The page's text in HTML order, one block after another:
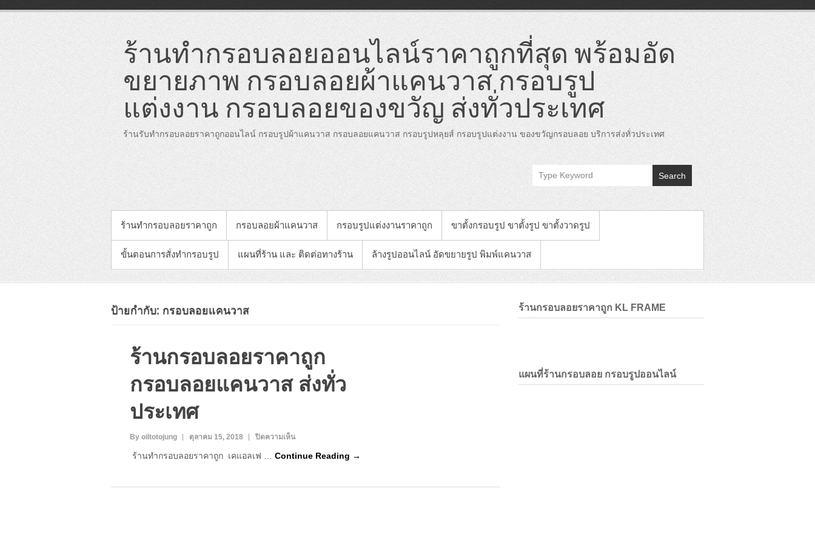
content
ร้านทำกรอบลอยออนไลน์ราคาถูกที่สุด พร้อมอัด
ขยายภาพ กรอบลอยผ้าแคนวาส กรอบรูป
แต่งงาน กรอบลอยของขวัญ ส่งทั่วประเทศ
ร้านรับทำกรอบลอยราคาถูกออนไลน์ กรอบรูปผ้าแคนวาส กรอบลอยแคนวาส กรอบรูปหลุยส์ กรอบรูปแต่งงาน ของขวัญกรอบลอย บริการส่งทั่วประเทศ
Search
PRIMARY MENU
ร้านทำกรอบลอยราคาถูก กรอบลอยผ้าแคนวาส กรอบรูปแต่งงานราคาถูก ขาตั้งกรอบรูป ขาตั้งรูป ขาตั้งวาดรูป
ขั้นตอนการสั่งทำกรอบรูป แผนที่ร้าน และ ติดต่อทางร้าน ล้างรูปออนไลน์ อัดขยายรูป พิมพ์แคนวาส
ป้ายกำกับ: กรอบลอยแคนวาส
ร้านกรอบลอยราคาถูก
กรอบลอยแคนวาส ส่งทั่ว
ประเทศ
By oiltotojung ตุลาคม 15, 2018 ปิดความเห็นบน
กรอบ
ร้านทำกรอบลอยราคาถูก เคแอลเฟ … Continue Reading →
ร้านกรอบลอยราคาถูก KL FRAME
แผนที่ร้านกรอบลอย กรอบรูปออนไลน์